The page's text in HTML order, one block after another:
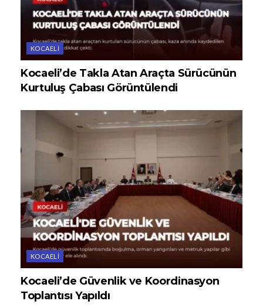
KOCAELI
Kocaeli’de Takla Atan Araçta Sürücünün
Kurtuluş Çabası Görüntülendi
KOCAELI
Kocaeli’de Güvenlik ve Koordinasyon
Toplantısı Yapıldı